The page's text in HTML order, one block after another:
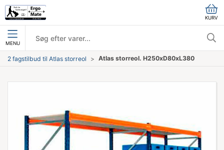
KURV
MENU
2 fagstilbud til Atlas storreol Atlas storreol. H250xD80xL380